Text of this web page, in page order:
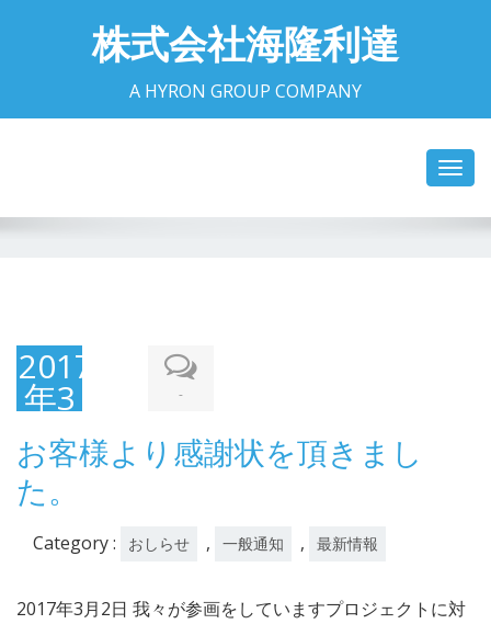
株式会社海隆利達
A HYRON GROUP COMPANY
2017
年3
月6
日
-
お客様より感謝状を頂きまし
た。
Category : おしらせ , 一般通知 , 最新情報
2017年3月2日 我々が参画をしていますプロジェクトに対